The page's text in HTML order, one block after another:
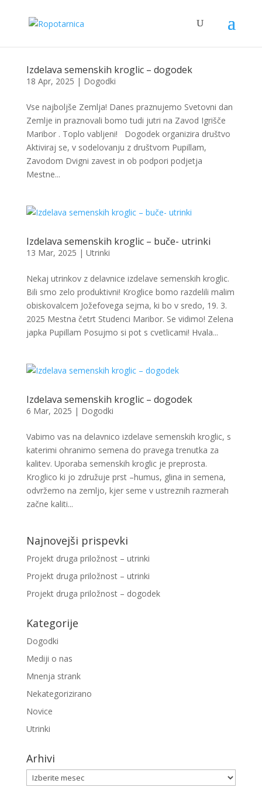
Izdelava semenskih kroglic – dogodek
18 Apr, 2025 | Dogodki
Vse najboljše Zemlja! Danes praznujemo Svetovni dan
Zemlje in praznovali bomo tudi jutri na Zavod Igrišče
Maribor . Toplo vabljeni! Dogodek organizira društvo
Aktiviraj se, v sodelovanju z društvom Pupillam,
Zavodom Dvigni zavest in ob podpori podjetja
Mestne...
Izdelava semenskih kroglic – buče- utrinki
13 Mar, 2025 | Utrinki
Nekaj utrinkov z delavnice izdelave semenskih kroglic.
Bili smo zelo produktivni! Kroglice bomo razdelili malim
obiskovalcem Jožefovega sejma, ki bo v sredo, 19. 3.
2025 Mestna četrt Studenci Maribor. Se vidimo! Zelena
japka Pupillam Posujmo si pot s cvetlicami! Hvala...
Izdelava semenskih kroglic – dogodek
6 Mar, 2025 | Dogodki
Vabimo vas na delavnico izdelave semenskih kroglic, s
katerimi ohranimo semena do pravega trenutka za
kalitev. Uporaba semenskih kroglic je preprosta.
Kroglico ki jo združuje prst –humus, glina in semena,
odvržemo na zemljo, kjer seme v ustreznih razmerah
začne kaliti...
Najnovejši prispevki
Projekt druga priložnost – utrinki
Projekt druga priložnost – utrinki
Projekt druga priložnost – dogodek
Kategorije
Dogodki
Mediji o nas
Mnenja strank
Nekategorizirano
Novice
Utrinki
Arhivi
Arhivi